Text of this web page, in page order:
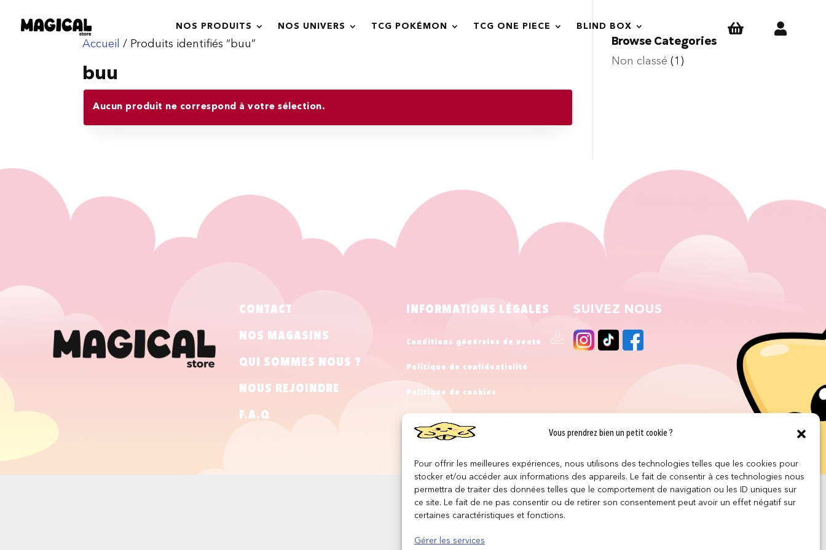
Vous prendrez bien un petit cookie ?
Pour offrir les meilleures expériences, nous utilisons des technologies telles que les cookies pour
stocker et/ou accéder aux informations des appareils. Le fait de consentir à ces technologies nous
permettra de traiter des données telles que le comportement de navigation ou les ID uniques sur
ce site. Le fait de ne pas consentir ou de retirer son consentement peut avoir un effet négatif sur
certaines caractéristiques et fonctions.
Gérer les services
NOS PRODUITS NOS UNIVERS TCG POKÉMON TCG ONE PIECE BLIND BOX  
Accueil / Produits identifiés “buu”
buu
Aucun produit ne correspond à votre sélection.
Browse Categories
Non classé (1)
CONTACT
NOS MAGASINS
QUI SOMMES NOUS ?
NOUS REJOINDRE
F.A.Q
INFORMATIONS LÉGALES
Conditions générales de vente
Politique de confidentialité
Politique de cookies
SUIVEZ NOUS